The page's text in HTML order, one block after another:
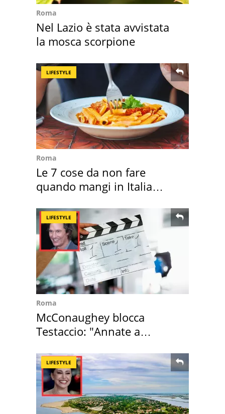
Roma
Nel Lazio è stata avvistata
la mosca scorpione
LIFESTYLE
Roma
Le 7 cose da non fare
quando mangi in Italia
LIFESTYLE
Roma
McConaughey blocca
Testaccio: "Annate a
LIFESTYLE